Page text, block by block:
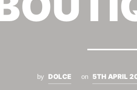
by DOLCE on 5TH APRIL